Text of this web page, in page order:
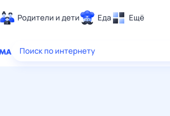
Родители и дети Еда Ещё
Здоровье
Поиск по интернету